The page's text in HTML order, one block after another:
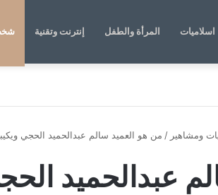
اسلاميات المرأة والطفل إنترنت وتقنية
ومشاهير / من هو العميد سالم عبدالحميد الحجي
عبدالحميد